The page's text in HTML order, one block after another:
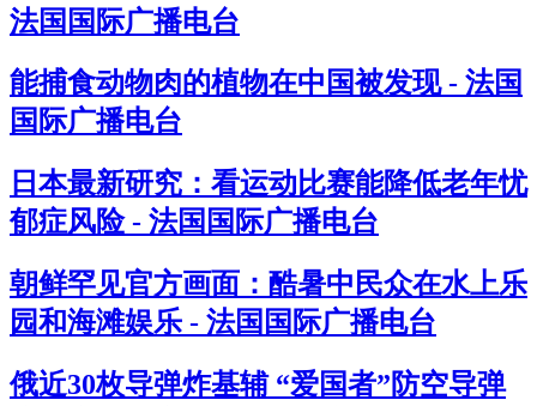
法国国际广播电台
能捕食动物肉的植物在中国被发现 - 法国
国际广播电台
日本最新研究：看运动比赛能降低老年忧
郁症风险 - 法国国际广播电台
朝鲜罕见官方画面：酷暑中民众在水上乐
园和海滩娱乐 - 法国国际广播电台
俄近30枚导弹炸基辅 “爱国者”防空导弹